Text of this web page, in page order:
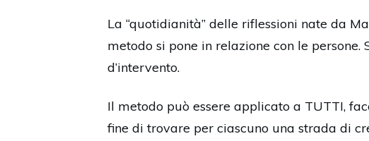
La “quotidianità” delle riflessioni nate da
metodo si pone in relazione con le
d’intervento.
Il metodo può essere applicato a TUTTI,
fine di trovare per ciascuno una strada di